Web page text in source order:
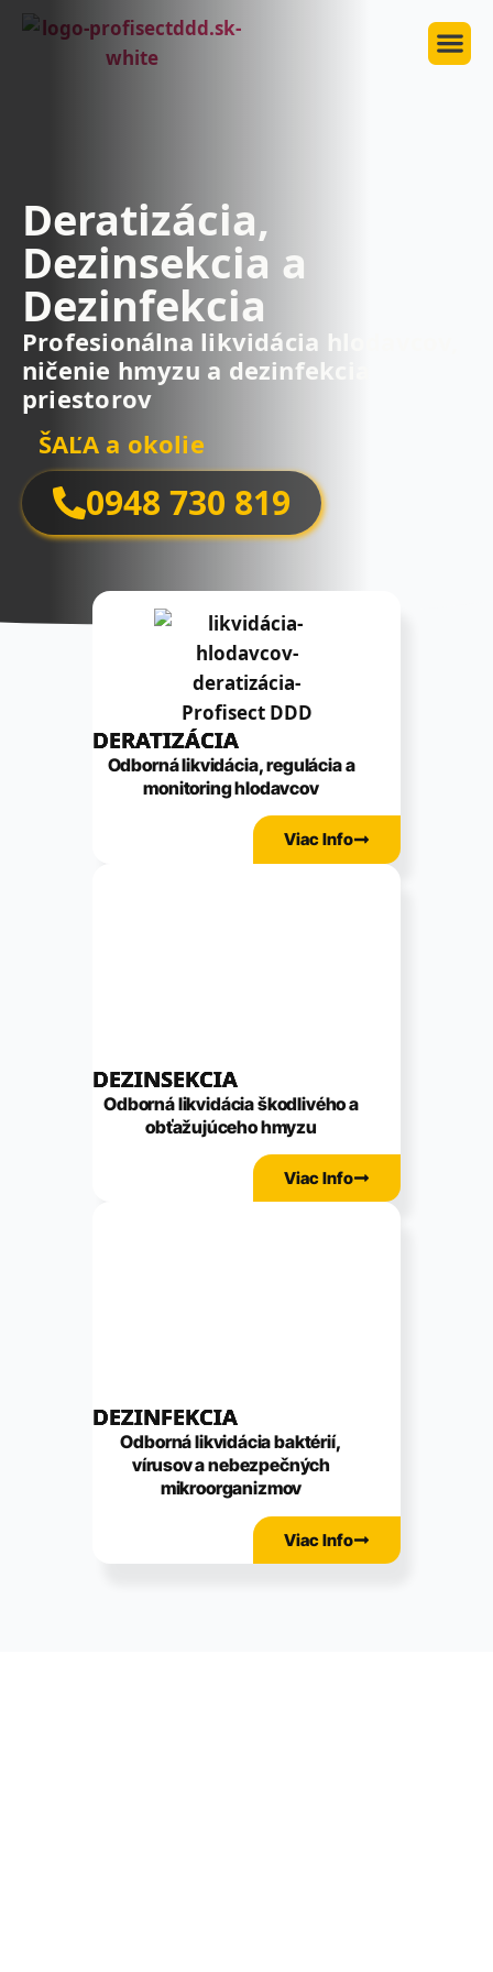
Deratizácia,
Dezinsekcia a
Dezinfekcia
Profesionálna likvidácia hlodavcov,
ničenie hmyzu a dezinfekcia
priestorov
ŠAĽA a okolie
0948 730 819
DERATIZÁCIA
Odborná likvidácia, regulácia a
monitoring hlodavcov
Viac Info
DEZINSEKCIA
Odborná likvidácia škodlivého a
obťažujúceho hmyzu
Viac Info
DEZINFEKCIA
Odborná likvidácia baktérií,
vírusov a nebezpečných
mikroorganizmov
Viac Info